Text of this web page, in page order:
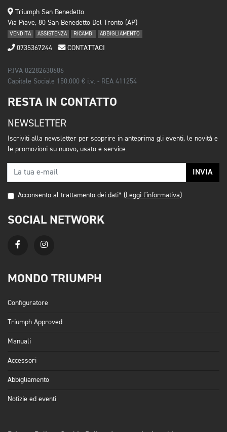
Triumph San Benedetto
Via Piave, 80 San Benedetto Del Tronto (AP)
VENDITA ASSISTENZA RICAMBI ABBIGLIAMENTO
0735367244 CONTATTACI
P.IVA 02282630686
Capitale Sociale 150.000 € i.v. - REA 411254
RESTA IN CONTATTO
NEWSLETTER
Iscriviti alla newsletter per scoprire in anteprima gli eventi, le novità e
le promozioni su nuovo, usato e service.
INVIA
Acconsento al trattamento dei dati* (Leggi l'informativa)
SOCIAL NETWORK
MONDO TRIUMPH
Configuratore
Triumph Approved
Manuali
Accessori
Abbigliamento
Notizie ed eventi